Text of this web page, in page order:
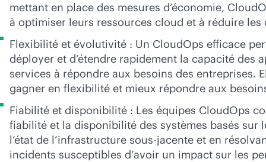
mettant en place des mesures d’économie,
à optimiser leurs ressources cloud et à réduire les
Flexibilité et évolutivité : Un CloudOps efficace
déployer et d’étendre rapidement la capacité des
services à répondre aux besoins des entreprises.
gagner en flexibilité et mieux répondre aux
Fiabilité et disponibilité : Les équipes CloudOps
fiabilité et la disponibilité des systèmes basés sur
l’état de l’infrastructure sous-jacente et en
incidents susceptibles d’avoir un impact sur les